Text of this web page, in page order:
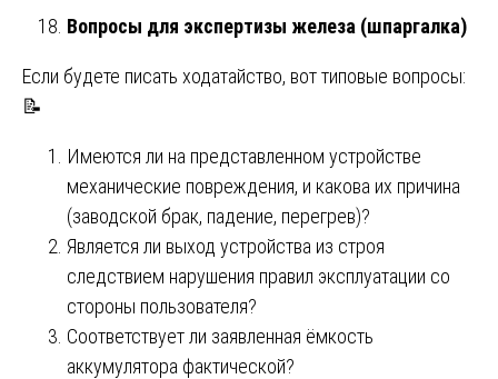
Вопросы для экспертизы железа (шпаргалка)
Если будете писать ходатайство, вот типовые вопросы:
📝
Имеются ли на представленном устройстве
механические повреждения, и какова их причина
(заводской брак, падение, перегрев)?
Является ли выход устройства из строя
следствием нарушения правил эксплуатации со
стороны пользователя?
Соответствует ли заявленная ёмкость
аккумулятора фактической?